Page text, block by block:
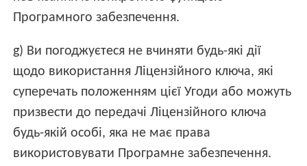
Програмного забезпечення.
g) Ви погоджуєтеся не вчиняти будь-які дії
щодо використання Ліцензійного ключа, які
суперечать положенням цієї Угоди або можуть
призвести до передачі Ліцензійного ключа
будь-якій особі, яка не має права
використовувати Програмне забезпечення.